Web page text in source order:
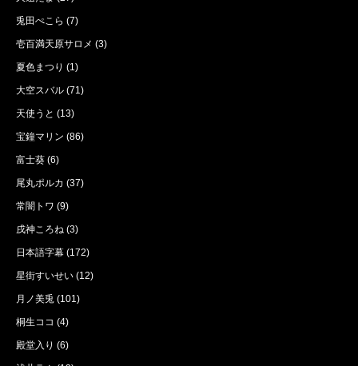
兎田ぺこら (7)
壱百満天原サロメ (3)
夏色まつり (1)
大空スバル (71)
天使うと (13)
宝鐘マリン (86)
富士葵 (6)
尾丸ポルカ (37)
常闇トワ (9)
戌神ころね (3)
日本語字幕 (172)
星街すいせい (12)
月ノ美兎 (101)
桐生ココ (4)
殿堂入り (6)